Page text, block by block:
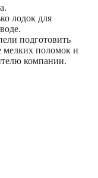
лодок для
подготовить
мелких поломок и
компании.